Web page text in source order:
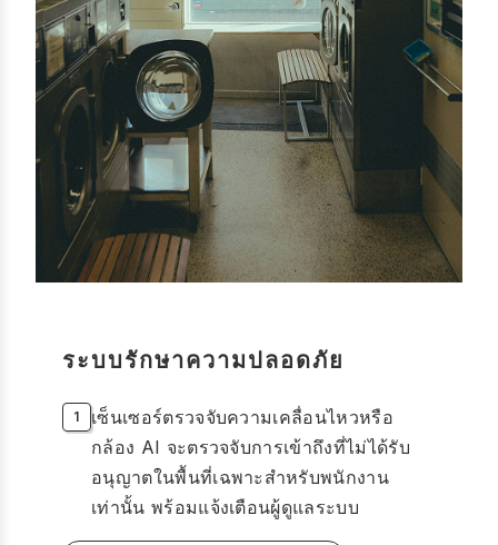
ระบบรักษาความปลอดภัย
เซ็นเซอร์ตรวจจับความเคลื่อนไหวหรือ
กล้อง AI จะตรวจจับการเข้าถึงที่ไม่ได้รับ
อนุญาตในพื้นที่เฉพาะสำหรับพนักงาน
เท่านั้น พร้อมแจ้งเตือนผู้ดูแลระบบ